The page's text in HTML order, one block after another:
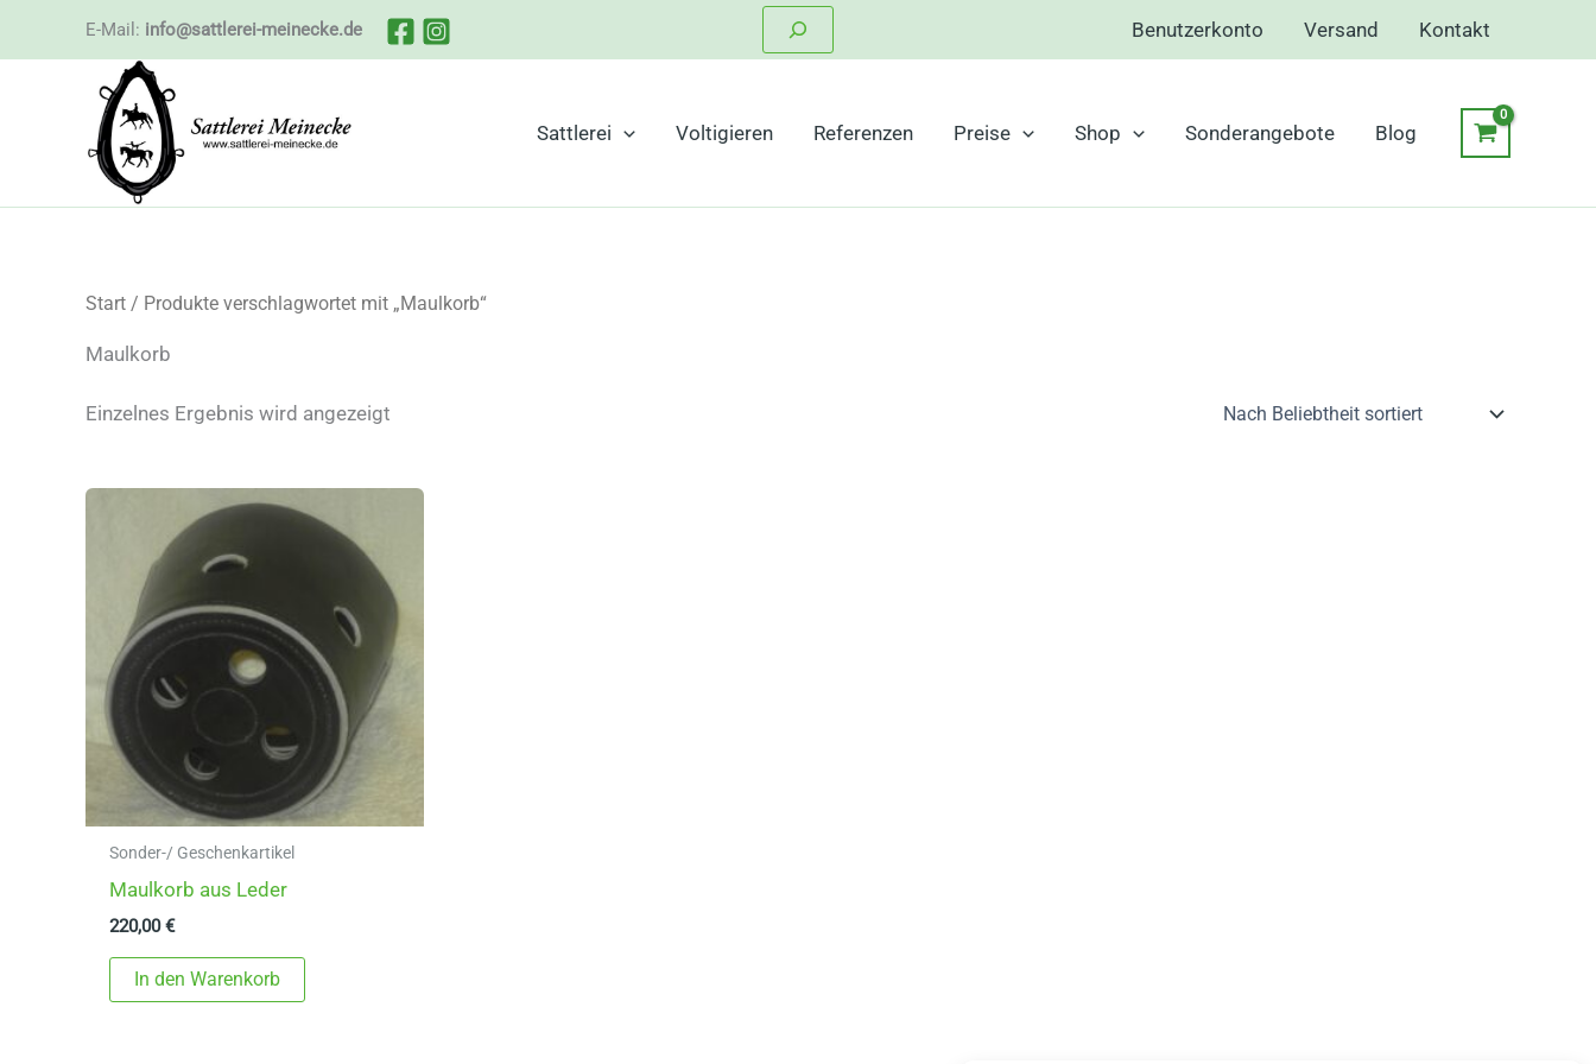
E-Mail: info@sattlerei-meinecke.de Benutzerkonto Versand Kontakt
Sattlerei Voltigieren Referenzen Preise Shop Sonderangebote Blog
Start / Produkte verschlagwortet mit „Maulkorb“
Maulkorb
Einzelnes Ergebnis wird angezeigt
Sonder-/ Geschenkartikel
Maulkorb aus Leder
220,00€
In den Warenkorb